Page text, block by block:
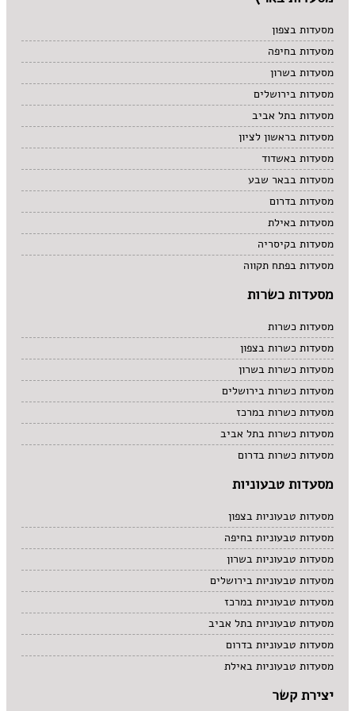
מסעדות בצפון
מסעדות בחיפה
מסעדות בשרון
מסעדות בירושלים
מסעדות בתל אביב
מסעדות בראשון לציון
מסעדות באשדוד
מסעדות בבאר שבע
מסעדות בדרום
מסעדות באילת
מסעדות בקיסריה
מסעדות בפתח תקווה
מסעדות כשרות
מסעדות כשרות
מסעדות כשרות בצפון
מסעדות כשרות בשרון
מסעדות כשרות בירושלים
מסעדות כשרות במרכז
מסעדות כשרות בתל אביב
מסעדות כשרות בדרום
מסעדות טבעוניות
מסעדות טבעוניות בצפון
מסעדות טבעוניות בחיפה
מסעדות טבעוניות בשרון
מסעדות טבעוניות בירושלים
מסעדות טבעוניות במרכז
מסעדות טבעוניות בתל אביב
מסעדות טבעוניות בדרום
מסעדות טבעוניות באילת
יצירת קשר